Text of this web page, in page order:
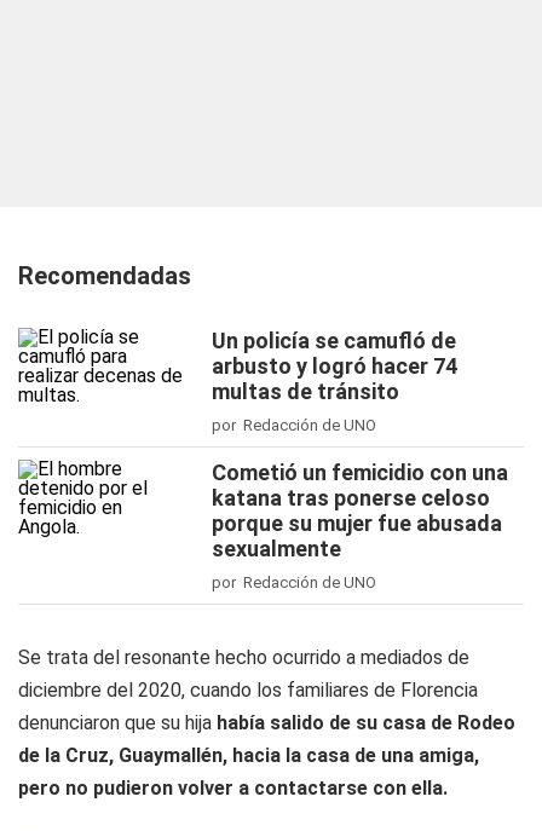
Recomendadas
Un policía se camufló de
arbusto y logró hacer 74
multas de tránsito
por Redacción de UNO
Cometió un femicidio con una
katana tras ponerse celoso
porque su mujer fue abusada
sexualmente
por Redacción de UNO
Se trata del resonante hecho ocurrido a mediados de
diciembre del 2020, cuando los familiares de Florencia
denunciaron que su hija había salido de su casa de Rodeo
de la Cruz, Guaymallén, hacia la casa de una amiga,
pero no pudieron volver a contactarse con ella.